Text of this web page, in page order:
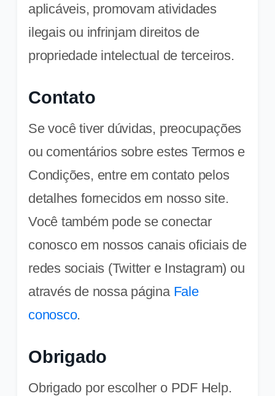
aplicáveis, promovam atividades
ilegais ou infrinjam direitos de
propriedade intelectual de terceiros.
Contato
Se você tiver dúvidas, preocupações
ou comentários sobre estes Termos e
Condições, entre em contato pelos
detalhes fornecidos em nosso site.
Você também pode se conectar
conosco em nossos canais oficiais de
redes sociais (Twitter e Instagram) ou
através de nossa página Fale
conosco.
Obrigado
Obrigado por escolher o PDF Help.